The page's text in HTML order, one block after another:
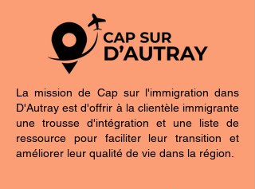
La mission de Cap sur l'immigration dans
D'Autray est d'offrir à la clientèle immigrante
une trousse d'intégration et une liste de
ressource pour faciliter leur transition et
améliorer leur qualité de vie dans la région.